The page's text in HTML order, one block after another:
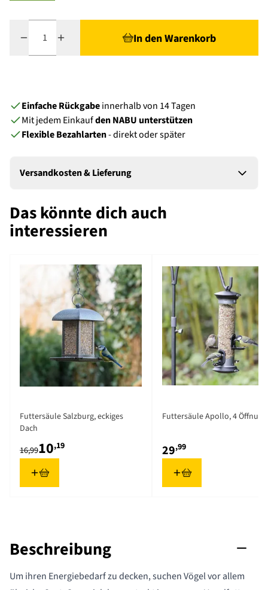
In den Warenkorb
Einfache Rückgabeinnerhalb von 14 Tagen
Mit jedem Einkaufden NABU unterstützen
Flexible Bezahlarten- direkt oder später
Versandkosten & Lieferung
Das könnte dich auch
interessieren
Futtersäule Salzburg, eckiges
Dach
10,19
16,99
Futtersäule Apollo, 4
29,99
Beschreibung
Um ihren Energiebedarf zu decken, suchen Vögel vor allem